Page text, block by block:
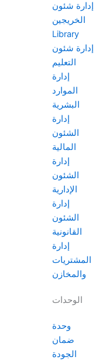
إدارة شئون
الخريجين
Library
إدارة شئون
التعليم
إدارة
الموارد
البشرية
إدارة
الشئون
المالية
إدارة
الشئون
الإدارية
إدارة
الشئون
القانونية
إدارة
المشتريات
والمخازن
الوحدات
وحدة
ضمان
الجودة